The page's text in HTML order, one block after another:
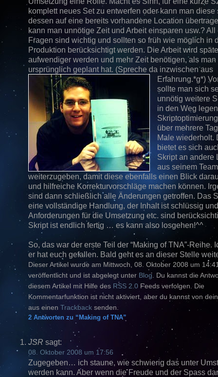
komplett neues Set zu entwerfen oder kann man diese
dessen auf eine bereits vorhandene Location
kann man unnötige Zeit und Arbeit einsparen usw.? All
Fragen sind wichtig und sollten so früh wie möglich in
Produktion berücksichtigt werden. Die Arbeit wird
aufwendiger werden und mehr Zeit benötigen, als man
ursprünglich geplant hat. (Spreche da inzwischen aus
Erfahrung.*g*)
sollte man sich
unnötig weitere
in den Weg
über mehrere
Male wiederholt.
bietet es sich
Skript an andere
aus seinem
weiterzugeben, damit diese ebenfalls einen Blick
und hilfreiche Korrekturvorschläge machen können.
sind dann schließlich alle Änderungen getroffen. Das
eine vollständige Handlung, der Inhalt ist schlüssig
Anforderungen für die Umsetzung etc. sind
Skript ist endlich fertig … es kann also losgehen!^^
So, das war der erste Teil der “Making of TNA”-Reihe.
er hat euch gefallen. Bald geht es an dieser Stelle
Dieser Artikel wurde am Mittwoch, 08. Oktober 2008 um
veröffentlicht und ist abgelegt unter Blog. Du kannst die
diesem Artikel mit Hilfe des RSS 2.0 Feeds verfolgen. Die
Kommentarfunktion ist nicht aktiviert, aber du kannst von
aus einen Trackback senden.
2 Antworten zu “Making of TNA”
JSR sagt:
08. Oktober 2008 um 17:56
Zugegeben… ich staune, wie schwierig das unter
werden kann. Aber wenn die Freude und der Spass